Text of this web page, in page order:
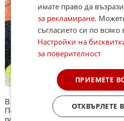
В секция Спорт ще намерите
Периодично се публикува
различна спортна тематика. След
имате право да
за рекламиране.
съгласието си по всяко
Настройки на
за поверителност
ПРИЕМЕТЕ
ОТХВЪРЛЕТЕ